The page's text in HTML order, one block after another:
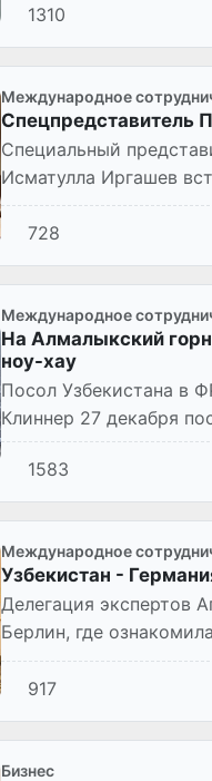
1310
Международное
Спецпредставитель
Специальный
Исматулла Иргашев
Республики Германия
728
Международное
На Алмалыкский
ноу-хау
Посол Узбекистана в
Клиннер 27 декабря
историей создания и
1583
Международное
Узбекистан -
Делегация экспертов
Берлин, где
взаимодействие с
917
Бизнес